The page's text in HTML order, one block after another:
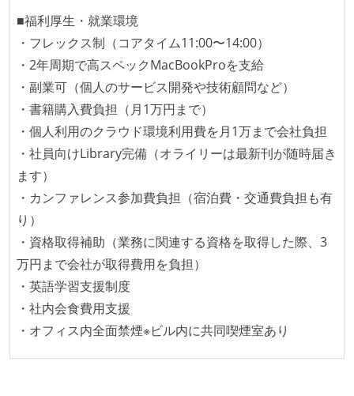
プロダクトの開発言語やフレームワークなど主要な構
成技術は、基本的に最新版より1年以上ビハインドし
ていない
コード品質向上のための取り組み
本番にデプロイされるコードには、全てコードレビュ
ーまたはペアプログラミングを実施している
「リファクタリングは随時行われるべき」という価値
観をメンバー全員が共有しており、日常的に実施して
いる
何らかのコーディング規約をチーム全体で遵守するよ
うにしている
提出されたコードには自動的にリグレッションテスト
が実行される環境が構築されている
テストの実施度
ほとんどのプロダクトコードに単体テストを記述、実
■福利厚生・就業環境
・フレックス制（コアタイム11:00〜14:00）
・2年周期で高スペックMacBookProを支給
・副業可（個人のサービス開発や技術顧問など）
・書籍購入費負担（月1万円まで）
・個人利用のクラウド環境利用費を月1万まで会社負担
・社員向けLibrary完備（オライリーは最新刊が随時届き
ます）
・カンファレンス参加費負担（宿泊費・交通費負担も有
り）
・資格取得補助（業務に関連する資格を取得した際、3
万円まで会社が取得費用を負担）
・英語学習支援制度
・社内会食費用支援
・オフィス内全面禁煙※ビル内に共同喫煙室あり